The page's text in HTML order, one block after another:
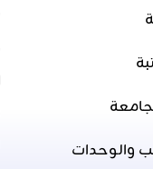
والوحدات